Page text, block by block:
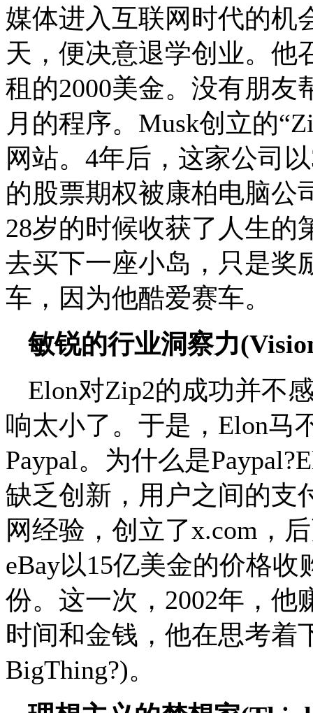
媒体进入互联网时代的机
天，便决意退学创业。他
租的2000美金。没有朋友
月的程序。Musk创立的
网站。4年后，这家公司
的股票期权被康柏电脑公
28岁的时候收获了人生的
去买下一座小岛，只是奖
车，因为他酷爱赛车。
敏锐的行业洞察力
Elon对Zip2的成功并不
响太小了。于是，Elon马
Paypal。为什么是
缺乏创新，用户之间的支
网经验，创立了x.com，
eBay以15亿美金的价格
份。这一次，2002年，他
时间和金钱，他在思考着
BigThing?)。